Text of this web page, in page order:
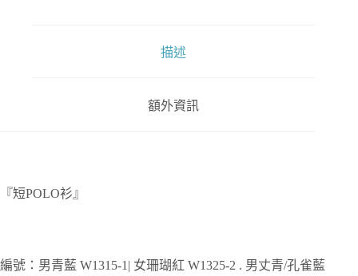
描述
額外資訊
『短POLO衫』
編號：男青藍 W1315-1| 女珊瑚紅 W1325-2 . 男丈青/孔雀藍